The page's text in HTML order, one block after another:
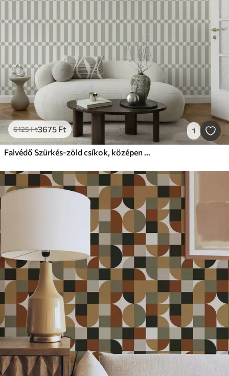
6125Ft3675 Ft 1
Falvédő Szürkés-zöld csíkok, középen körök sorával